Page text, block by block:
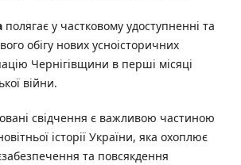
полягає у частковому удоступненні та
обігу нових усноісторичних
Чернігівщини в перші місяці
війни.
свідчення є важливою частиною
історії України, яка охоплює
та повсякдення